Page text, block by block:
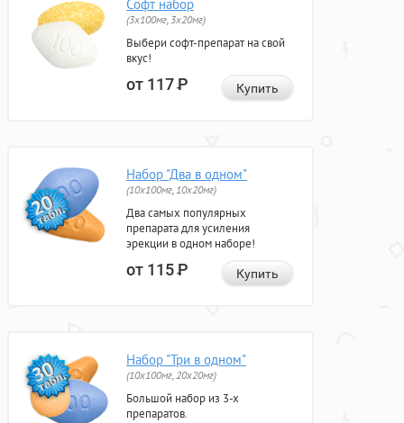
Софт набор
(3x100мг, 3x20мг)
Выбери софт-препарат на свой
вкус!
от 117Р Купить
Набор "Два в одном"
(10x100мг, 10x20мг)
Два самых популярных
препарата для усиления
эрекции в одном наборе!
от 115Р Купить
Набор "Три в одном"
(10x100мг, 20x20мг)
Большой набор из 3-х
препаратов.